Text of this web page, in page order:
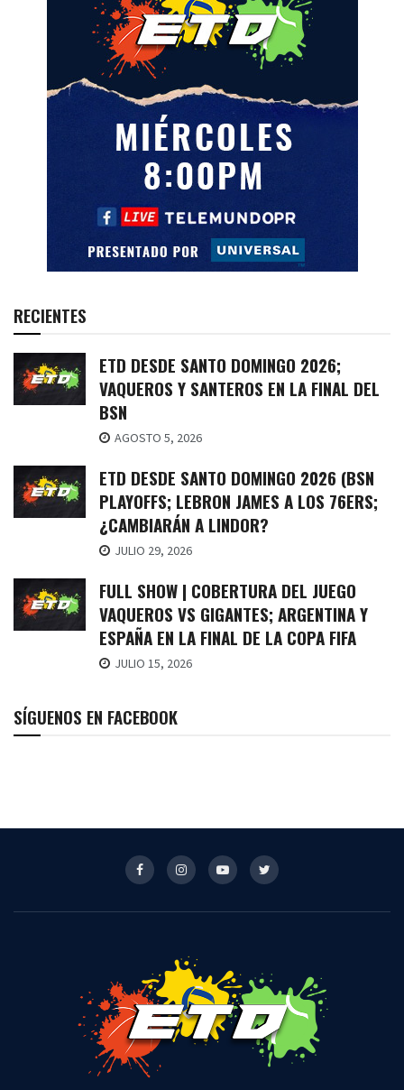
RECIENTES
ETD DESDE SANTO DOMINGO 2026;
VAQUEROS Y SANTEROS EN LA FINAL DEL
BSN
AGOSTO 5, 2026
ETD DESDE SANTO DOMINGO 2026 (BSN
PLAYOFFS; LEBRON JAMES A LOS 76ERS;
¿CAMBIARÁN A LINDOR?
JULIO 29, 2026
FULL SHOW | COBERTURA DEL JUEGO
VAQUEROS VS GIGANTES; ARGENTINA Y
ESPAÑA EN LA FINAL DE LA COPA FIFA
JULIO 15, 2026
SÍGUENOS EN FACEBOOK